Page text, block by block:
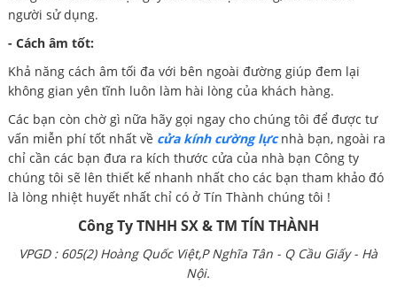
người sử dụng.
- Cách âm tốt:
Khả năng cách âm tối đa với bên ngoài đường giúp đem lại
không gian yên tĩnh luôn làm hài lòng của khách hàng.
Các bạn còn chờ gì nữa hãy gọi ngay cho chúng tôi để được tư
vấn miễn phí tốt nhất về cửa kính cường lựcnhà bạn, ngoài ra
chỉ cần các bạn đưa ra kích thước cửa của nhà bạn Công ty
chúng tôi sẽ lên thiết kế nhanh nhất cho các bạn tham khảo đó
là lòng nhiệt huyết nhất chỉ có ở Tín Thành chúng tôi !
Công Ty TNHH SX & TM TÍN THÀNH
VPGD : 605(2) Hoàng Quốc Việt,P Nghĩa Tân - Q Cầu Giấy - Hà
Nội.